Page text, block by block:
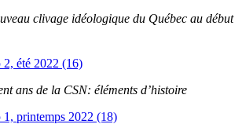
clivage idéologique du Québec au début
été 2022 (16)
ans de la CSN: éléments d’histoire
printemps 2022 (18)